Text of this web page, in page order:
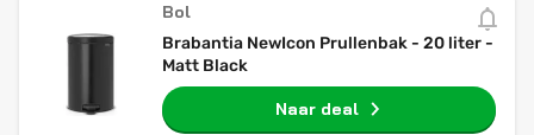
Bol
Brabantia NewIcon Prullenbak - 20 liter -
Matt Black
Naar deal